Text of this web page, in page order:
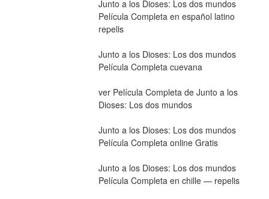
Junto a los Dioses: Los dos mundos
Película Completa en español latino
repelis
Junto a los Dioses: Los dos mundos
Película Completa cuevana
ver Película Completa de Junto a los
Dioses: Los dos mundos
Junto a los Dioses: Los dos mundos
Película Completa online Gratis
Junto a los Dioses: Los dos mundos
Película Completa en chille — repelis